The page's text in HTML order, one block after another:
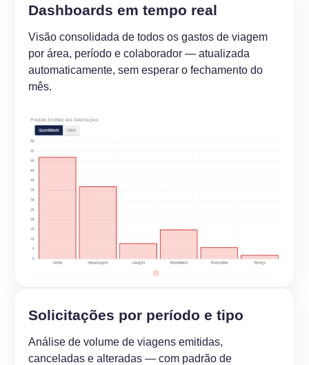
Dashboards em tempo real
Visão consolidada de todos os gastos de viagem
por área, período e colaborador — atualizada
automaticamente, sem esperar o fechamento do
mês.
Solicitações por período e tipo
Análise de volume de viagens emitidas,
canceladas e alteradas — com padrão de